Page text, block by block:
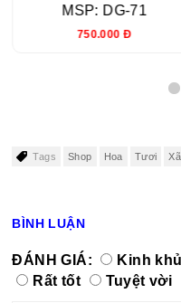
MSP: DG-71
750.000 Đ
Tags Shop Hoa Tươi Xã
BÌNH LUẬN
ĐÁNH GIÁ: Kinh
Rất tốt
Tuyệt vời